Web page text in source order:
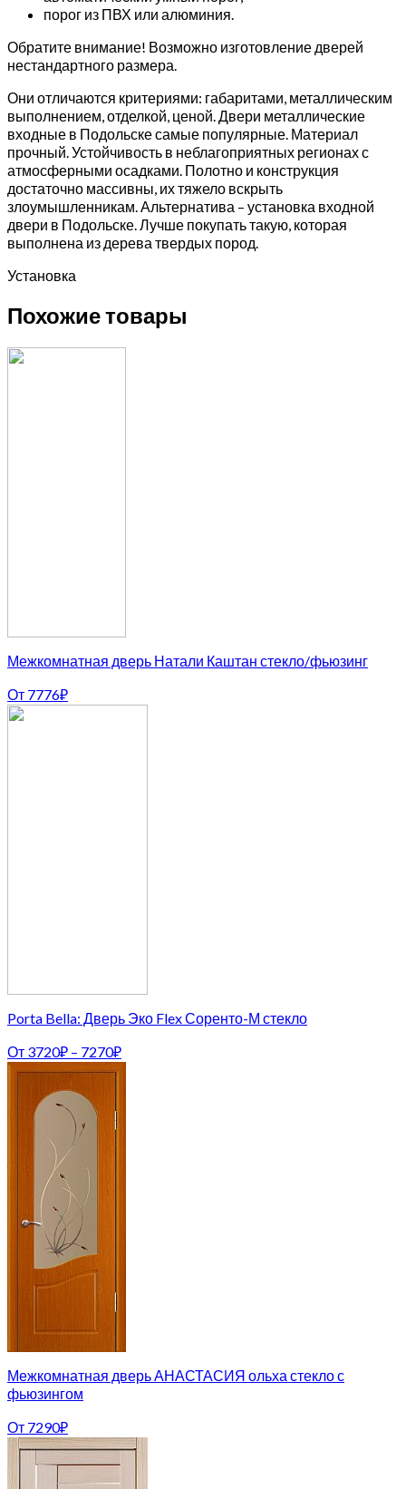
порог из ПВХ или алюминия.
Обратите внимание! Возможно изготовление дверей
нестандартного размера.
Они отличаются критериями: габаритами, металлическим
выполнением, отделкой, ценой. Двери металлические
входные в Подольске самые популярные. Материал
прочный. Устойчивость в неблагоприятных регионах с
атмосферными осадками. Полотно и конструкция
достаточно массивны, их тяжело вскрыть
злоумышленникам. Альтернатива – установка входной
двери в Подольске. Лучше покупать такую, которая
выполнена из дерева твердых пород.
Установка
Похожие товары
Межкомнатная дверь Натали Каштан стекло/фьюзинг
От 7776₽
Porta Bella: Дверь Эко Flex Соренто-М стекло
От 3720₽ – 7270₽
Межкомнатная дверь АНАСТАСИЯ ольха стекло с
фьюзингом
От 7290₽